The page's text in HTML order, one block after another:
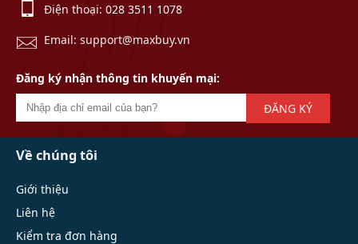
Điện thoại: 028 3511 1078
Email: support@maxbuy.vn
Đăng ký nhận thông tin khuyến mại:
ĐĂNG KÝ
Về chúng tôi
Giới thiệu
Liên hệ
Kiểm tra đơn hàng